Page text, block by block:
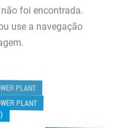
foi encontrada.
use a navegação
PLANT
PLANT